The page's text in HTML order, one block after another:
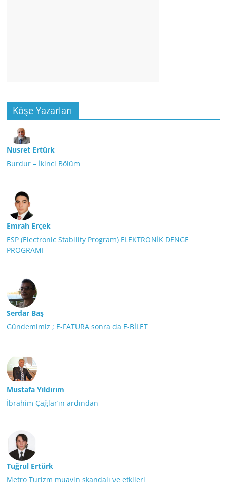
Köşe Yazarları
Nusret Ertürk
Burdur – İkinci Bölüm
Emrah Erçek
ESP (Electronic Stability Program) ELEKTRONİK DENGE
PROGRAMI
Serdar Baş
Gündemimiz ; E-FATURA sonra da E-BİLET
Mustafa Yıldırım
İbrahim Çağlar’ın ardından
Tuğrul Ertürk
Metro Turizm muavin skandalı ve etkileri